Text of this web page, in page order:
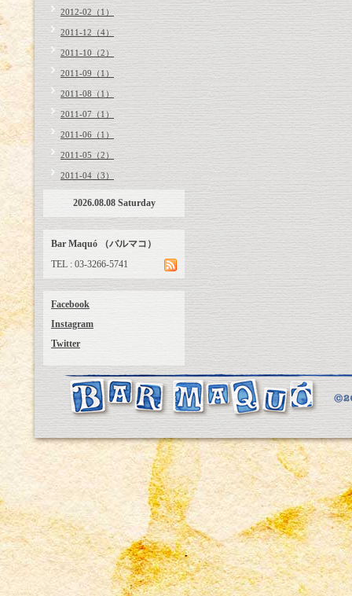
2012-02（1）
2011-12（4）
2011-10（2）
2011-09（1）
2011-08（1）
2011-07（1）
2011-06（1）
2011-05（2）
2011-04（3）
2026.08.08 Saturday
Bar Maquó （バルマコ）
TEL : 03-3266-5741
Facebook
Instagram
Twitter